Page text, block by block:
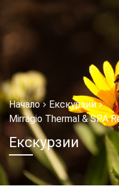
Начало
Екскурзии
Mirragio Thermal & SPA
Екскурзии